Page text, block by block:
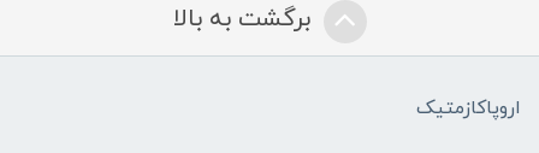
برگشت به بالا
اروپاکازمتیک